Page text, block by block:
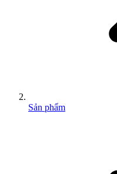
Sản phẩm